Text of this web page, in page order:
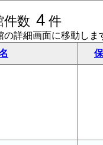
件数 4 件
詳細画面に移動しま